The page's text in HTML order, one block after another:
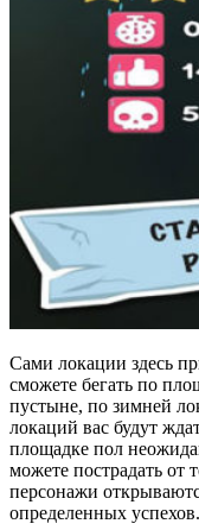
Сами локации здесь
сможете бегать по
пустыне, по зимней
локаций вас будут
площадке пол
можете пострадать от
персонажи
определенных успехов.